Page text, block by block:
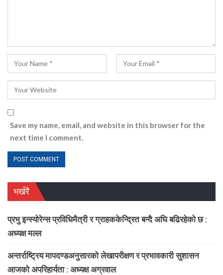
Save my name, email, and website in this browser for the
next time I comment.
भर्खरै
प्रभु इन्स्योरेन्स प्रविधिमैत्री र ग्राहककेन्द्रित बन्दै अघि बढिरहेको छ :
अध्यक्ष मल्ल
अन्तर्राष्ट्रिय मापदण्डअनुसारको लेखापरीक्षण र प्रभावकारी सुशासन
आजको अपरिहार्यता : अध्यक्ष अग्रवाल